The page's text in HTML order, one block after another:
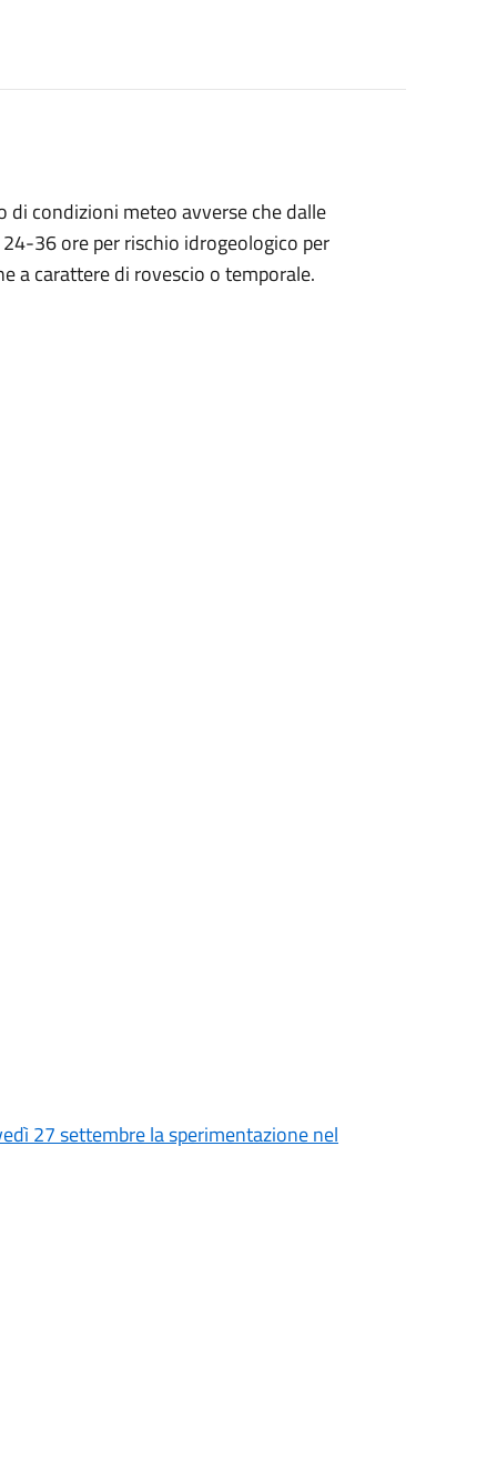
condizioni meteo avverse che dalle
36 ore per rischio idrogeologico per
a carattere di rovescio o temporale.
27 settembre la sperimentazione nel